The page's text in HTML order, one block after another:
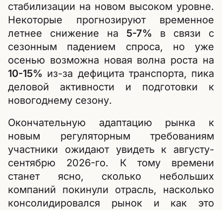
стабилизации на новом высоком уровне.
Некоторые прогнозируют временное
летнее снижение на 5-7% в связи с
сезонным падением спроса, но уже
осенью возможна новая волна роста на
10-15% из-за дефицита транспорта, пика
деловой активности и подготовки к
новогоднему сезону.
Окончательную адаптацию рынка к
новым регуляторным требованиям
участники ожидают увидеть к августу-
сентябрю 2026-го. К тому времени
станет ясно, сколько небольших
компаний покинули отрасль, насколько
консолидировался рынок и как это